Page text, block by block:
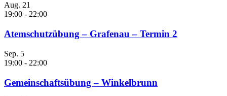
Aug. 21
19:00 - 22:00
Atemschutzübung – Grafenau – Termin 2
Sep. 5
19:00 - 22:00
Gemeinschaftsübung – Winkelbrunn